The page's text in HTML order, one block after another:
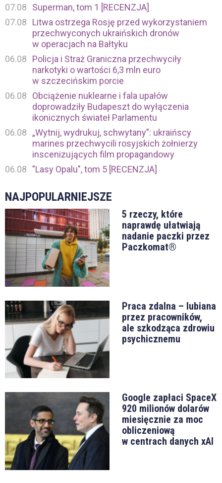
07.08
Superman, tom 1 [RECENZJA]
07.08
Litwa ostrzega Rosję przed wykorzystaniem
przechwyconych ukraińskich dronów
w operacjach na Bałtyku
06.08
Policja i Straż Graniczna przechwyciły
narkotyki o wartości 6,3 mln euro
w szczecińskim porcie
06.08
Obciążenie nuklearne i fala upałów
doprowadziły Budapeszt do wyłączenia
ikonicznych świateł Parlamentu
06.08
„Wytnij, wydrukuj, schwytany”: ukraińscy
marines przechwycili rosyjskich żołnierzy
inscenizujących film propagandowy
06.08
"Lasy Opalu", tom 5 [RECENZJA]
NAJPOPULARNIEJSZE
5 rzeczy, które
naprawdę ułatwiają
nadanie paczki przez
Paczkomat®
Praca zdalna – lubiana
przez pracowników,
ale szkodząca zdrowiu
psychicznemu
Google zapłaci SpaceX
920 milionów dolarów
miesięcznie za moc
obliczeniową
w centrach danych xAI